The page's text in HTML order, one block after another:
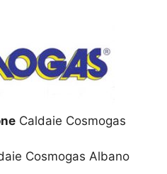
Caldaie Cosmogas
Cosmogas Albano